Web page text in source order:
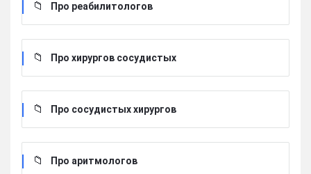
Про реабилитологов
Про хирургов сосудистых
Про сосудистых хирургов
Про аритмологов